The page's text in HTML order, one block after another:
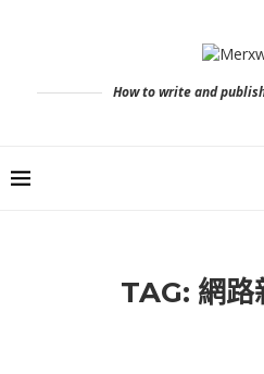
How to write and
TAG: 網路